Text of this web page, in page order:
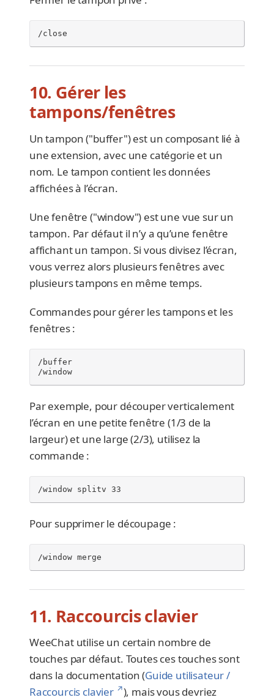
/close
10. Gérer les
tampons/fenêtres
Un tampon ("buffer") est un composant lié à
une extension, avec une catégorie et un
nom. Le tampon contient les données
affichées à l’écran.
Une fenêtre ("window") est une vue sur un
tampon. Par défaut il n’y a qu’une fenêtre
affichant un tampon. Si vous divisez l’écran,
vous verrez alors plusieurs fenêtres avec
plusieurs tampons en même temps.
Commandes pour gérer les tampons et les
fenêtres :
/buffer
/window
Par exemple, pour découper verticalement
l’écran en une petite fenêtre (1/3 de la
largeur) et une large (2/3), utilisez la
commande :
/window splitv 33
Pour supprimer le découpage :
/window merge
11. Raccourcis clavier
WeeChat utilise un certain nombre de
touches par défaut. Toutes ces touches sont
dans la documentation (Guide utilisateur /
Raccourcis clavier ↗), mais vous devriez